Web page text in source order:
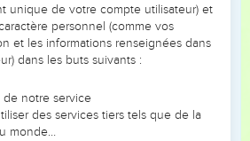
au feu pour qu’il le dévore ; le feu
et son milieu finit calciné. Sera-
chose ?
quelque chose quand le feu l'a
!
unique de votre compte utilisateur) et
personnel (comme vos
et les informations renseignées dans
dans les buts suivants :
de notre service
des services tiers tels que de la
monde…